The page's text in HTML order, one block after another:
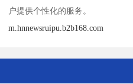
户提供个性化的服务。
m.hnnewsruipu.b2b168.com